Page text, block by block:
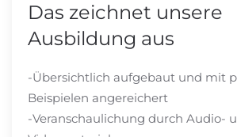
Das zeichnet unsere
Ausbildung aus
-Übersichtlich aufgebaut und mit
Beispielen angereichert
-Veranschaulichung durch Audio-